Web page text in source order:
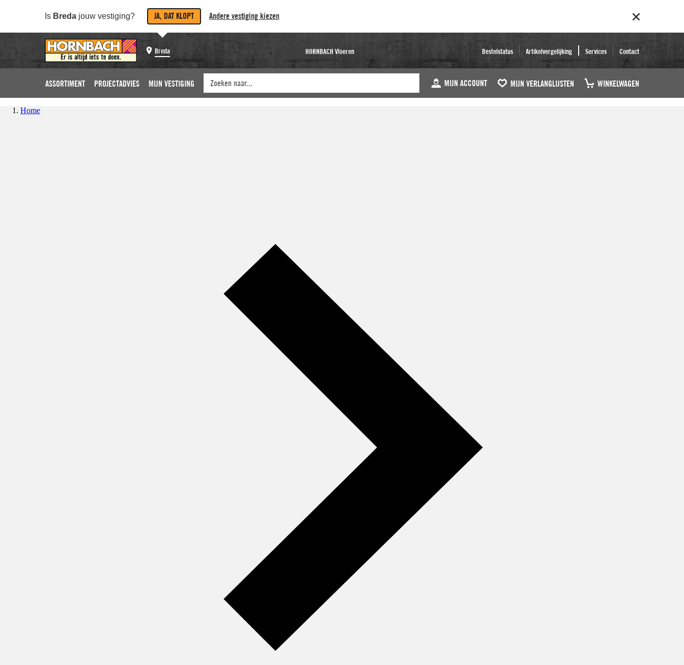
Is Breda jouw vestiging? JA, DAT KLOPT Andere vestiging kiezen
Breda HORNBACH Vloeren Bestelstatus Artikelvergelijking Services Contact
ASSORTIMENT PROJECTADVIES MIJN VESTIGING MIJN ACCOUNT MIJN VERLANGLIJSTEN WINKELWAGEN
Home